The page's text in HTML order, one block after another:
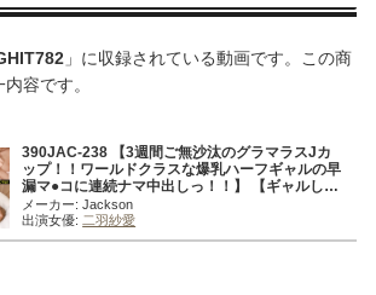
」に収録されている動画です。この商
容です。
390JAC-238 【3週間ご無沙汰のグラマラスJカ
ップ！！ワールドクラスな爆乳ハーフギャルの早
漏マ●コに連続ナマ中出しっ！！】 【ギャルしべ
長者108人目 えみりちゃん】
メーカー: Jackson
出演女優: 二羽紗愛